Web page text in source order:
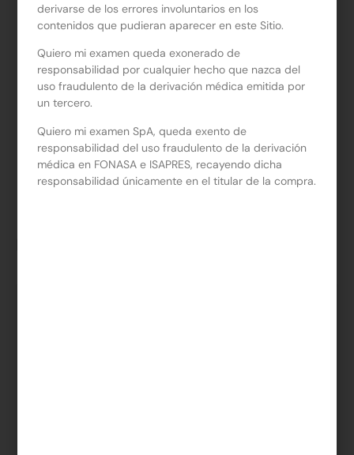
Este documento te permite utilizar la cobertura de tu
ORDEN DE EXAMEN
El precio de la Orden de Examen no incluye la toma de muestra.
derivarse de los errores involuntarios en los
contenidos que pudieran aparecer en este Sitio.
Quiero mi examen queda exonerado de
responsabilidad por cualquier hecho que nazca del
uso fraudulento de la derivación médica emitida por
un tercero.
Quiero mi examen SpA, queda exento de
responsabilidad del uso fraudulento de la derivación
médica en FONASA e ISAPRES, recayendo dicha
responsabilidad únicamente en el titular de la compra.